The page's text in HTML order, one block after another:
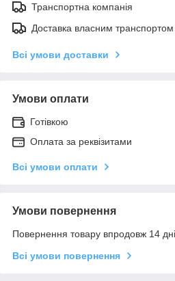
Транспортна компанія
Доставка власним транспортом
Всі умови доставки
Умови оплати
Готівкою
Оплата за реквізитами
Всі умови оплати
Умови повернення
Повернення товару впродовж 14
Всі умови повернення